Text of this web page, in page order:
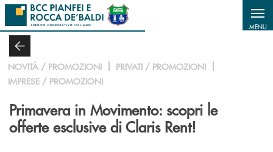
Salta al contenuto principale
MENU
NOVITÀ / PROMOZIONI
PRIVATI / PROMOZIONI
IMPRESE / PROMOZIONI
Primavera in Movimento: scopri le
offerte esclusive di Claris Rent!